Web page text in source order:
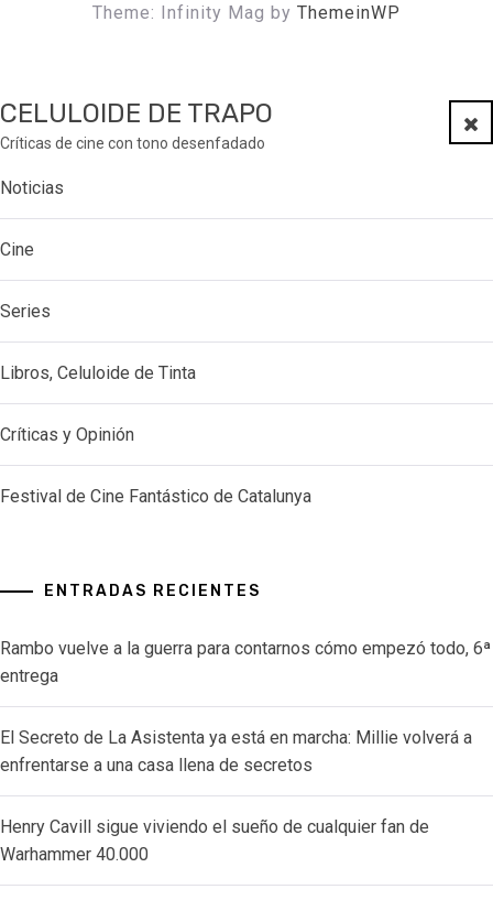
Theme: Infinity Mag by ThemeinWP
CELULOIDE DE TRAPO
Críticas de cine con tono desenfadado
Noticias
Cine
Series
Libros, Celuloide de Tinta
Críticas y Opinión
Festival de Cine Fantástico de Catalunya
ENTRADAS RECIENTES
Rambo vuelve a la guerra para contarnos cómo empezó todo, 6ª
entrega
El Secreto de La Asistenta ya está en marcha: Millie volverá a
enfrentarse a una casa llena de secretos
Henry Cavill sigue viviendo el sueño de cualquier fan de
Warhammer 40.000